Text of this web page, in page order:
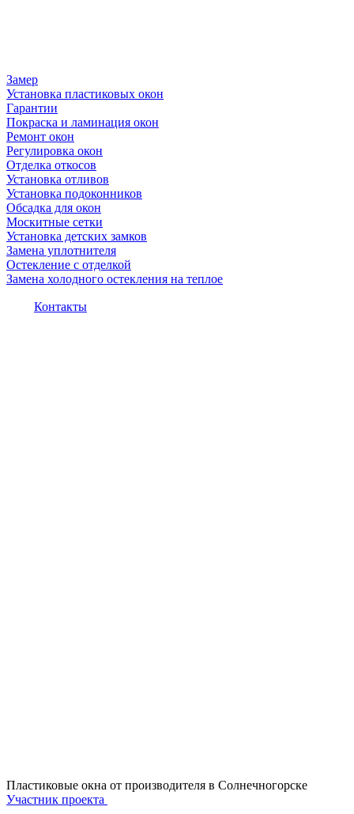
Замер
Установка пластиковых окон
Гарантии
Покраска и ламинация окон
Ремонт окон
Регулировка окон
Отделка откосов
Установка отливов
Установка подоконников
Обсадка для окон
Москитные сетки
Установка детских замков
Замена уплотнителя
Остекление с отделкой
Замена холодного остекления на теплое
Контакты
Пластиковые окна от производителя в Солнечногорске
Участник проекта